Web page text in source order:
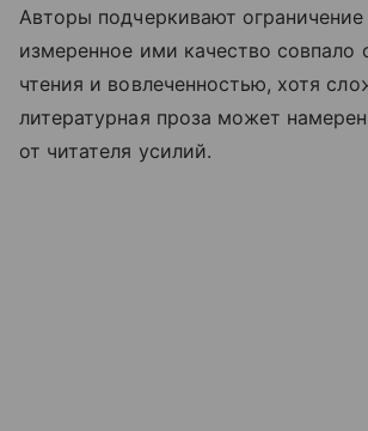
Авторы подчеркивают
измеренное ими качество совпало
чтения и вовлеченностью, хотя
литературная проза может
от читателя усилий.